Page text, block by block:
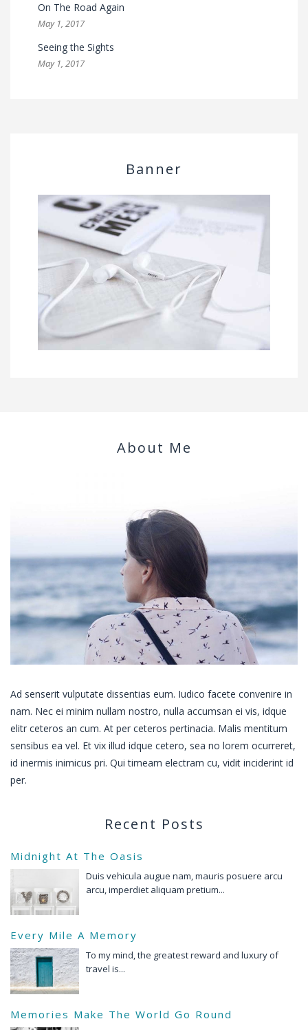
On The Road Again
May 1, 2017
Seeing the Sights
May 1, 2017
Banner
About Me
Ad senserit vulputate dissentias eum. Iudico facete convenire in
nam. Nec ei minim nullam nostro, nulla accumsan ei vis, idque
elitr ceteros an cum. At per ceteros pertinacia. Malis mentitum
sensibus ea vel. Et vix illud idque cetero, sea no lorem ocurreret,
id inermis inimicus pri. Qui timeam electram cu, vidit inciderint id
per.
Recent Posts
Midnight At The Oasis
Duis vehicula augue nam, mauris posuere arcu
arcu, imperdiet aliquam pretium...
Every Mile A Memory
To my mind, the greatest reward and luxury of
travel is...
Memories Make The World Go Round